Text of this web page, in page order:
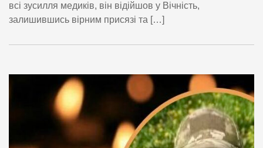
всі зусилля медиків, він відійшов у Вічність,
залишившись вірним присязі та […]